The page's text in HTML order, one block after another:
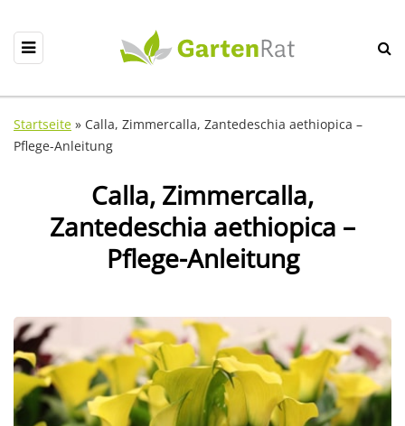
Startseite » Calla, Zimmercalla, Zantedeschia aethiopica –
Pflege-Anleitung
Calla, Zimmercalla,
Zantedeschia aethiopica –
Pflege-Anleitung